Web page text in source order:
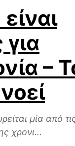
–
μία από
χρονι...